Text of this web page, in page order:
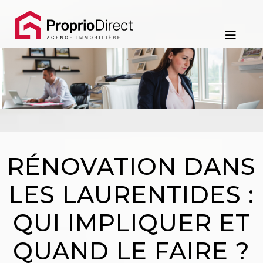
Contact
450.229.2992
NOS
PROPRIÉTÉS
COURTIERS
Équipe
Partenaires
RÉNOVATION DANS
LES LAURENTIDES :
QUI IMPLIQUER ET
QUAND LE FAIRE ?